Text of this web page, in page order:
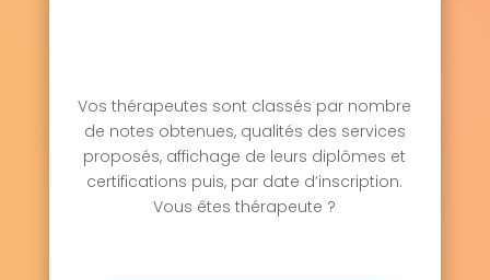
Vos thérapeutes sont classés par nombre
de notes obtenues, qualités des services
proposés, affichage de leurs diplômes et
certifications puis, par date d’inscription.
Vous êtes thérapeute ?